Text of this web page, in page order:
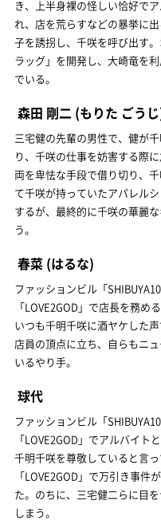
き、上半身裸の怪しい恰好で
れ、店を荒らすなどの暴挙に
子を誘拐し、千咲を呼び出す
ラッグ」を開発し、大崎竜を
でいる。
森田 剛二 (もりた ごう
三宅健の先輩の男性で、健が
り、千咲の仕事を妨害する際
両を卑怯な手段で借り切り、
て千咲が持っていたアパレル
するが、最終的に千咲の華麗
う。
春菜 (はるな)
ファッションビル「
「LOVE2GOD」で店長を務め
いつも千明千咲に酒ヤケした
店員の頂点に立ち、自らもニ
いるやり手。
球代
ファッションビル「
「LOVE2GOD」でアルバイト
千明千咲を尊敬していると言
「LOVE2GOD」で万引き事
た。のちに、三宅健二らに目
しまう。